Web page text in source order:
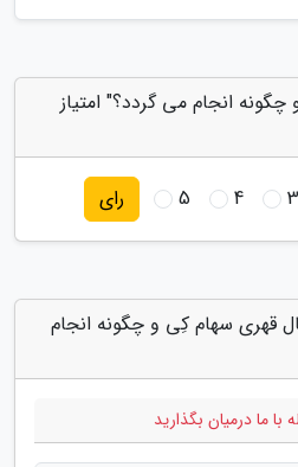
انجام می گردد؟" امتیاز
3
4
5 رای
قهری سهام کِی و چگونه انجام
با ما درمیان بگذارید